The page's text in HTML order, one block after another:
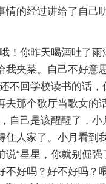
情的经过讲给了自己
！你昨天喝酒吐了雨
我夹菜。自己不好意
不回学校读书的话
去那个歌厅当歌女的
自己是该醒醒了，
住人家了。小月看到
说“星星，你就别倔
不好吗？好不好吗？